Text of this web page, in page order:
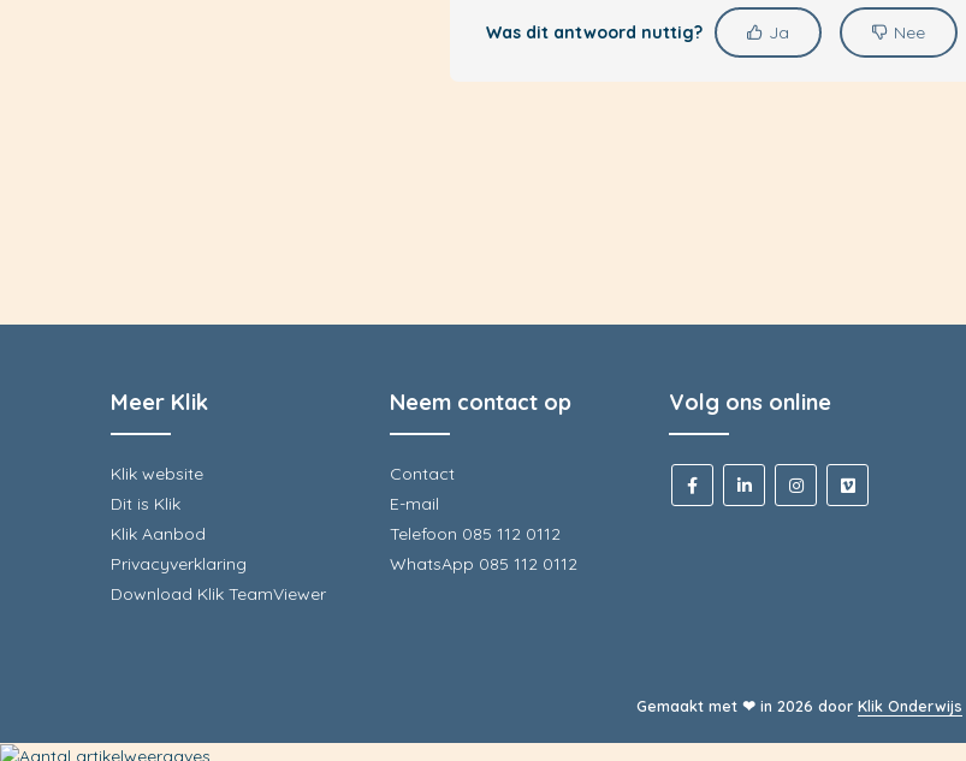
Was dit antwoord nuttig? Ja Nee
Meer Klik
Klik website
Dit is Klik
Klik Aanbod
Privacyverklaring
Download Klik TeamViewer
Neem contact op
Contact
E-mail
Telefoon 085 112 0112
WhatsApp 085 112 0112
Volg ons online
Gemaakt met ❤ in 2026 door Klik Onderwijs